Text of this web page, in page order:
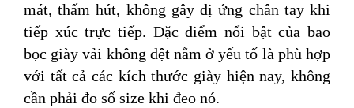
mát, thấm hút, không gây dị ứng chân tay khi
tiếp xúc trực tiếp. Đặc điểm nổi bật của bao
bọc giày vải không dệt nằm ở yếu tố là phù hợp
với tất cả các kích thước giày hiện nay, không
cần phải đo số size khi đeo nó.